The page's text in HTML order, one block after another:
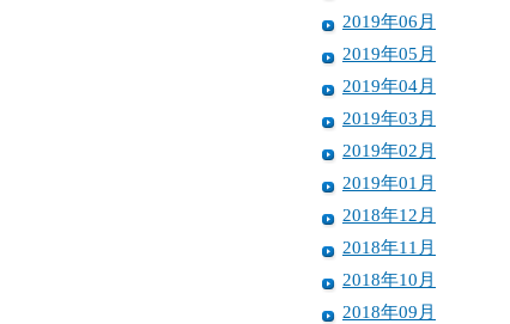
2019年06月
2019年05月
2019年04月
2019年03月
2019年02月
2019年01月
2018年12月
2018年11月
2018年10月
2018年09月